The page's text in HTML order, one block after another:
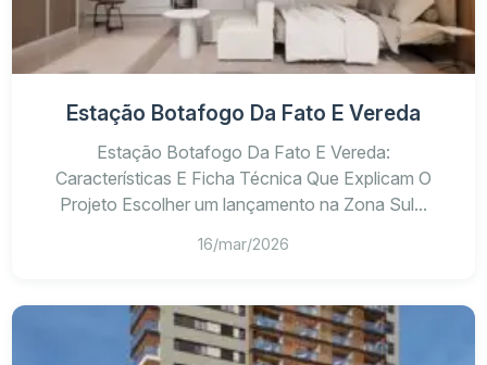
Estação Botafogo Da Fato E Vereda
Estação Botafogo Da Fato E Vereda:
Características E Ficha Técnica Que Explicam O
Projeto Escolher um lançamento na Zona Sul...
16/mar/2026